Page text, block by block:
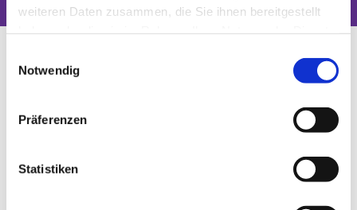
weiteren Daten zusammen, die Sie ihnen bereitgestellt
Notwendig
Präferenzen
Statistiken